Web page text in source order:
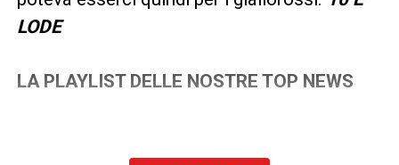
LODE
LA PLAYLIST DELLE NOSTRE TOP NEWS